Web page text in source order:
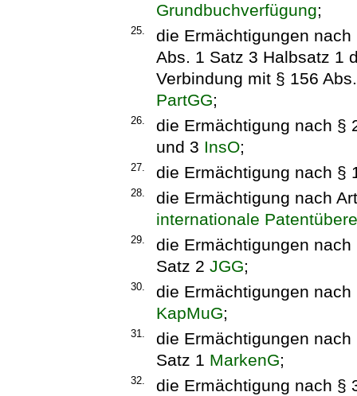
Grundbuchverfügung;
25.
die Ermächtigungen
Abs. 1 Satz 3 Halbsatz 1
Verbindung mit § 156
PartGG;
26.
die Ermächtigung nach §
und 3 InsO;
27. die Ermächtigung nach §
28.
die Ermächtigung nach
internationale
29.
die Ermächtigungen
Satz 2 JGG;
30.
die Ermächtigungen
KapMuG;
31.
die Ermächtigungen
Satz 1 MarkenG;
32. die Ermächtigung nach §